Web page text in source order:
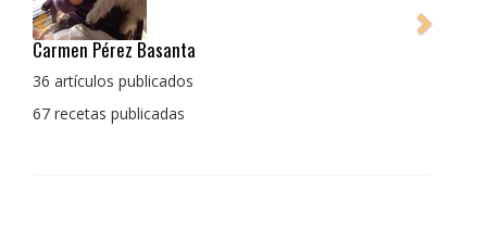
Pedro Manuel Collado Cruz
La cocina para mi es producto bien tratado sin
con un toque diferente